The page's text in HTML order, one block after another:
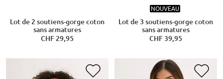
Lot de 2 soutiens-gorge coton
sans armatures
CHF 29,95
NOUVEAU
Lot de 3 soutiens-gorge coton
sans armatures
CHF 39,95